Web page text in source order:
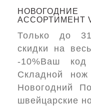
АССОРТИМЕНТ
Только до
скидки на
-10%Ваш код
Складной
Новогодний
швейцарские